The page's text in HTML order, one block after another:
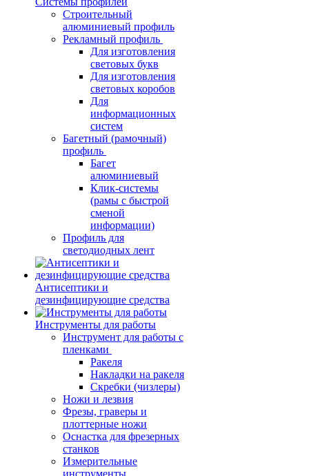
Строительный
алюминиевый профиль
Рекламный профиль
Для изготовления
световых букв
Для изготовления
световых коробов
Для
информационных
систем
Багетный (рамочный)
профиль
Багет
алюминиевый
Клик-системы
(рамы с быстрой
сменой
информации)
Профиль для
светодиодных лент
Антисептики и
дезинфицирующие средства
Инструменты для работы
Инструмент для работы с
пленками
Ракеля
Накладки на ракеля
Скребки (чизлеры)
Ножи и лезвия
Фрезы, граверы и
плоттерные ножи
Оснастка для фрезерных
станков
Измерительные
инструменты